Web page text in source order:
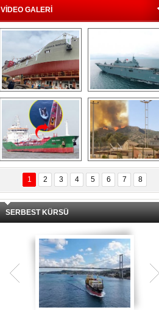
VİDEO GALERİ
Çeksan Tersanesi,
Başaran Bayrak
tankerini suya
indirdi
TCG Anadolu,
tersane teknik
seyrini tamamladı
Göçmenlerin
imdadına Türk
sahipli MINA DENIZ
yetişti
Milas’taki yangın
yeniden termik
santrallere doğru
ilerliyor
1 2 3 4 5 6 7 8
SERBEST KÜRSÜ